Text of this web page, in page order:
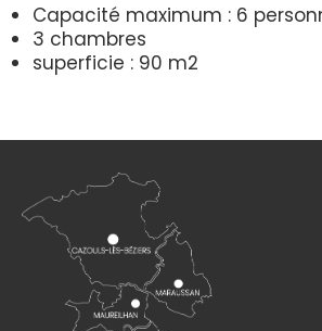
Capacité maximum : 6
3 chambres
superficie : 90 m2